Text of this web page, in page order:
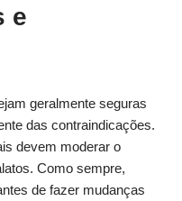
e
geralmente seguras
das contraindicações.
devem moderar o
Como sempre,
de fazer mudanças